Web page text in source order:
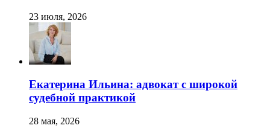
23 июля, 2026
Екатерина Ильина: адвокат с широкой
судебной практикой
28 мая, 2026